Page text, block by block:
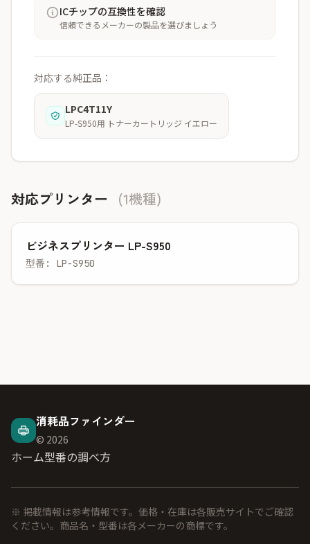
ICチップの互換性を確認
信頼できるメーカーの製品を選びましょう
対応する純正品：
LPC4T11Y
LP-S950用 トナーカートリッジ イエロー
対応プリンター (1機種)
ビジネスプリンター LP-S950
型番: LP-S950
消耗品ファインダー
© 2026
ホーム型番の調べ方
※ 掲載情報は参考情報です。価格・在庫は各販売サイトでご確認
ください。商品名・型番は各メーカーの商標です。